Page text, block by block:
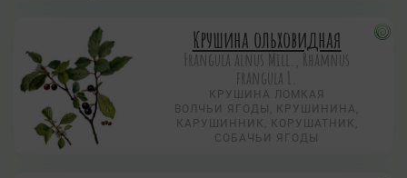
Крушина ольховидная
Frangula alnus Mill., Rhamnus
frangula L.
КРУШИНА ЛОМКАЯ
ВОЛЧЬИ ЯГОДЫ, КРУШИНИНА,
КАРУШИННИК, КОРУШАТНИК,
СОБАЧЬИ ЯГОДЫ